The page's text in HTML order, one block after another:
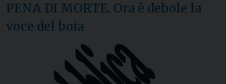
PENA DI MORTE. Ora è debole la
voce del boia